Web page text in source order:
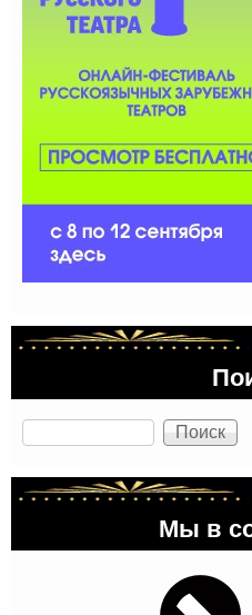
Поиск
Мы в